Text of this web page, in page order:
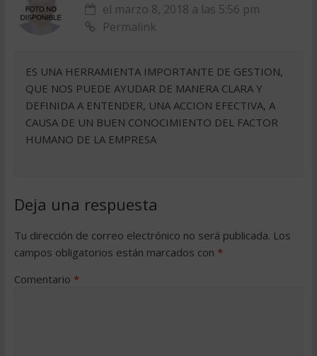
el marzo 8, 2018 a las 5:56 pm
Permalink
ES UNA HERRAMIENTA IMPORTANTE DE GESTION,
QUE NOS PUEDE AYUDAR DE MANERA CLARA Y
DEFINIDA A ENTENDER, UNA ACCION EFECTIVA, A
CAUSA DE UN BUEN CONOCIMIENTO DEL FACTOR
HUMANO DE LA EMPRESA
Deja una respuesta
Tu dirección de correo electrónico no será publicada. Los
campos obligatorios están marcados con *
Comentario *